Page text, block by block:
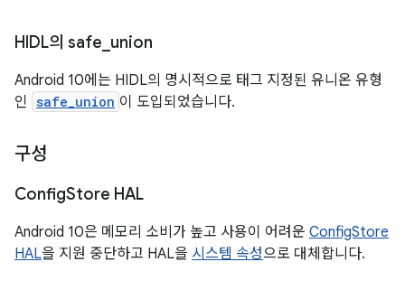
HIDL의 safe union
Android 10에는 HIDL의 명시적으로 태그 지정된 유니온 유형
인 safe_union 이 도입되었습니다.
구성
ConfigStore HAL
Android 10은 메모리 소비가 높고 사용이 어려운 ConfigStore
HAL을 지원 중단하고 HAL을 시스템 속성으로 대체합니다.